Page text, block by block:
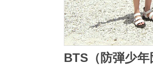
BTS（防弾少